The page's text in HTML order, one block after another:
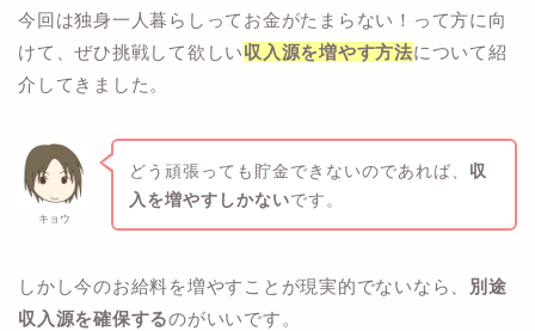
今回は独身一人暮らしってお金がたまらない！って方に向
けて、ぜひ挑戦して欲しい収入源を増やす方法について紹
介してきました。
キョウ
どう頑張っても貯金できないのであれば、 収
入を増やすしかないです。
しかし今のお給料を増やすことが現実的でないなら、 別途
収入源を確保するのがいいです。